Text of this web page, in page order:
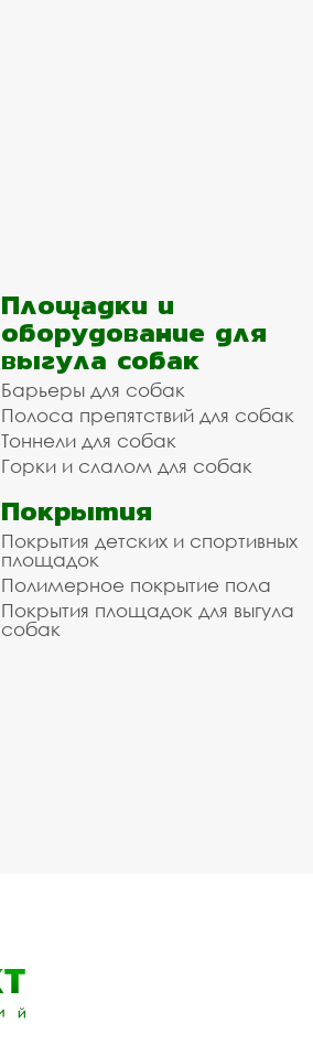
Площадки и
оборудование для
выгула собак
Барьеры для собак
Полоса препятствий для собак
Тоннели для собак
Горки и слалом для собак
Покрытия
Покрытия детских и спортивных
площадок
Полимерное покрытие пола
Покрытия площадок для выгула
собак